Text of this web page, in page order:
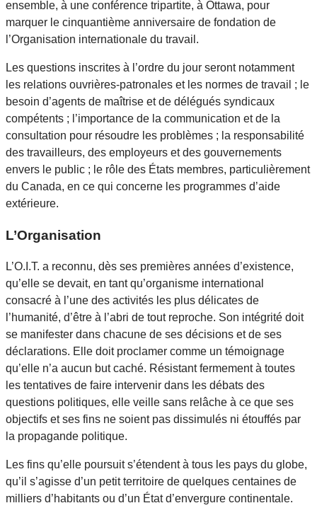
ensemble, à une conférence tripartite, à Ottawa, pour
marquer le cinquantième anniversaire de fondation de
l’Organisation internationale du travail.
Les questions inscrites à l’ordre du jour seront notamment
les relations ouvrières-patronales et les normes de travail ; le
besoin d’agents de maîtrise et de délégués syndicaux
compétents ; l’importance de la communication et de la
consultation pour résoudre les problèmes ; la responsabilité
des travailleurs, des employeurs et des gouvernements
envers le public ; le rôle des États membres, particulièrement
du Canada, en ce qui concerne les programmes d’aide
extérieure.
L’Organisation
L’O.I.T. a reconnu, dès ses premières années d’existence,
qu’elle se devait, en tant qu’organisme international
consacré à l’une des activités les plus délicates de
l’humanité, d’être à l’abri de tout reproche. Son intégrité doit
se manifester dans chacune de ses décisions et de ses
déclarations. Elle doit proclamer comme un témoignage
qu’elle n’a aucun but caché. Résistant fermement à toutes
les tentatives de faire intervenir dans les débats des
questions politiques, elle veille sans relâche à ce que ses
objectifs et ses fins ne soient pas dissimulés ni étouffés par
la propagande politique.
Les fins qu’elle poursuit s’étendent à tous les pays du globe,
qu’il s’agisse d’un petit territoire de quelques centaines de
milliers d’habitants ou d’un État d’envergure continentale.